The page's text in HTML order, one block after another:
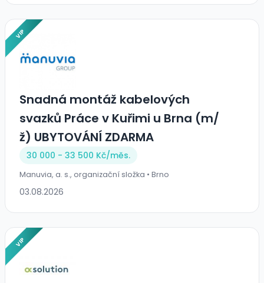
VIP
Snadná montáž kabelových
svazků Práce v Kuřimi u Brna (m/
ž) UBYTOVÁNÍ ZDARMA
30 000 - 33 500 Kč/měs.
Manuvia, a. s., organizační složka • Brno
03.08.2026
VIP